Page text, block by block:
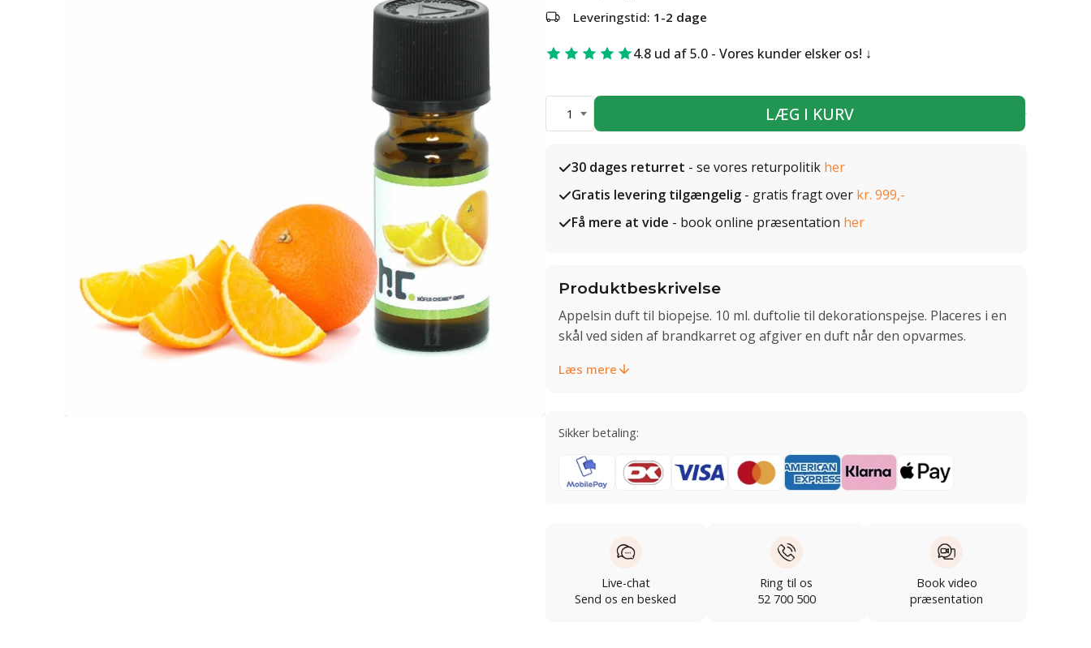
Leveringstid: 1-2 dage
4.8 ud af 5.0 - Vores kunder elsker os!
1 LÆG I KURV
30 dages returret - se vores returpolitik her
Gratis levering tilgængelig - gratis fragt over kr. 999,-
Få mere at vide - book online præsentation her
Produktbeskrivelse
Appelsin duft til biopejse. 10 ml. duftolie til dekorationspejse. Placeres i en
skål ved siden af brandkarret og afgiver en duft når den opvarmes.
Læs mere
Sikker betaling:
Live-chat
Send os en besked
Ring til os
52 700 500
Book video
præsentation